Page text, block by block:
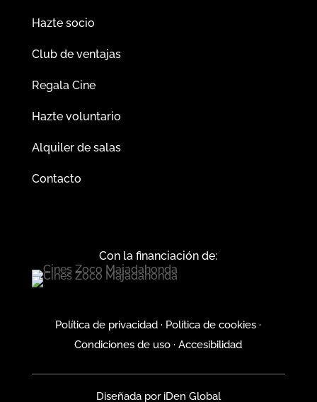
Hazte socio
Club de ventajas
Regala Cine
Hazte voluntario
Alquiler de salas
Contacto
Con la financiación de:
Política de privacidad · Política de cookies ·
Condiciones de uso ·Accesibilidad
Diseñada poriDen Global